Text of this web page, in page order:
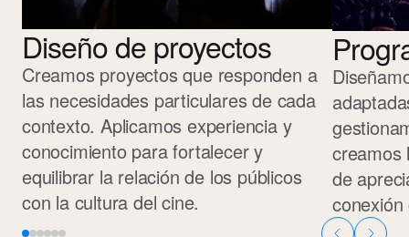
Diseño de proyectos
Creamos proyectos que responden a
las necesidades particulares de cada
contexto. Aplicamos experiencia y
conocimiento para fortalecer y
equilibrar la relación de los públicos
con la cultura del cine.
creamos
de